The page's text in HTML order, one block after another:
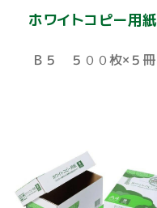
ホワイトコピー用紙
Ｂ５ ５００枚×５冊